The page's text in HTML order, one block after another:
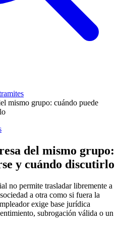
mismo grupo: cuándo puede
del mismo grupo:
y cuándo discutirlo
no permite trasladar libremente a
a otra como si fuera la
exige base jurídica
subrogación válida o un